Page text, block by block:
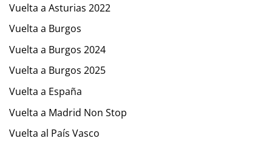
Vuelta a Asturias 2022
Vuelta a Burgos
Vuelta a Burgos 2024
Vuelta a Burgos 2025
Vuelta a España
Vuelta a Madrid Non Stop
Vuelta al País Vasco